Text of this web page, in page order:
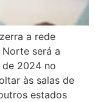
a rede
será a
2024 no
às salas de
estados